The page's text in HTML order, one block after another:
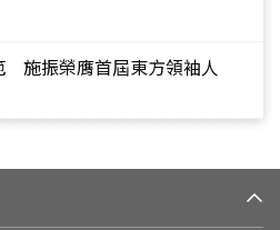
施振榮膺首屆東方領袖人